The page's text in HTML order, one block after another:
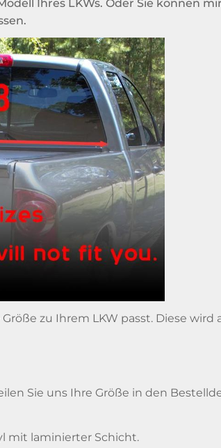
Ihres LKWs. Oder Sie können
zu Ihrem LKW passt. Diese
Sie uns Ihre Größe in den
mit laminierter Schicht.